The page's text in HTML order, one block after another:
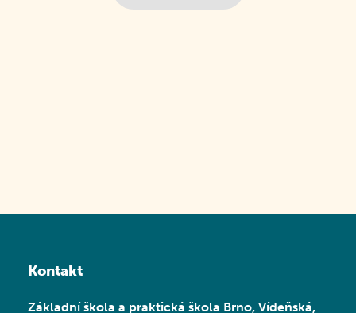
Kontakt
Základní škola a praktická škola Brno, Vídeňská,